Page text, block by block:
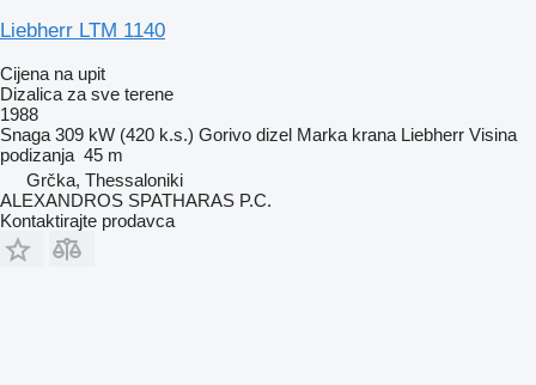
Liebherr LTM 1140
Cijena na upit
Dizalica za sve terene
1988
Snaga 309 kW (420 k.s.) Gorivo dizel Marka krana Liebherr Visina
podizanja 45 m
Grčka, Thessaloniki
ALEXANDROS SPATHARAS P.C.
Kontaktirajte prodavca